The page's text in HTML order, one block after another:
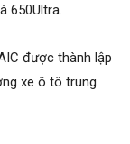
650Ultra.
được thành lập
xe ô tô trung